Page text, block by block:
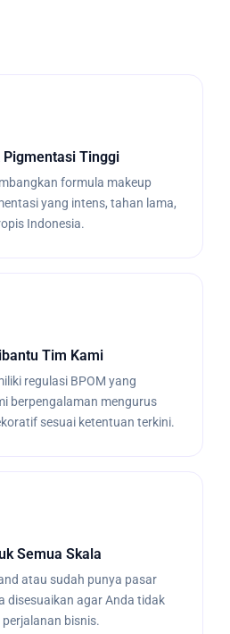
Pigmentasi Tinggi
formula makeup
yang intens, tahan lama,
Indonesia.
Tim Kami
regulasi BPOM yang
berpengalaman mengurus
sesuai ketentuan terkini.
Semua Skala
atau sudah punya pasar
disesuaikan agar Anda tidak
bisnis.